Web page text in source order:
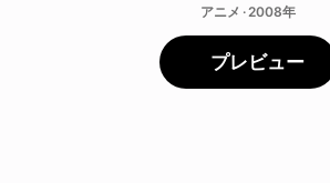
アニメ · 2008年
プレビュー